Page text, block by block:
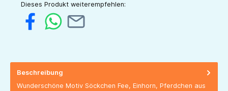
Dieses Produkt weiterempfehlen:
Beschreibung
Wunderschöne Motiv Söckchen Fee, Einhorn, Pferdchen aus